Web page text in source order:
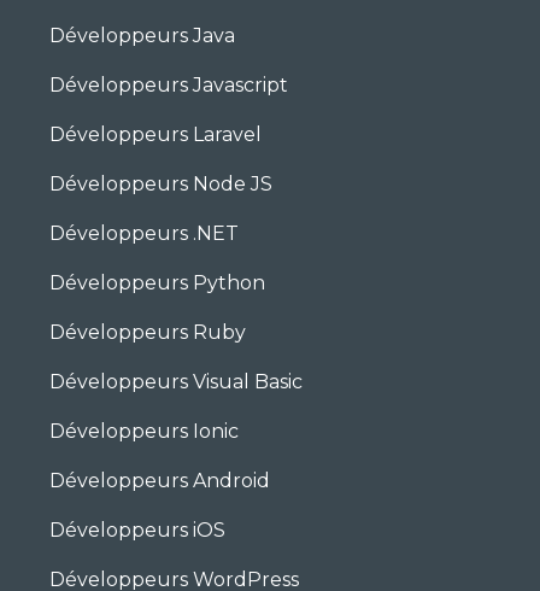
Développeurs Java
Développeurs Javascript
Développeurs Laravel
Développeurs Node JS
Développeurs .NET
Développeurs Python
Développeurs Ruby
Développeurs Visual Basic
Développeurs Ionic
Développeurs Android
Développeurs iOS
Développeurs WordPress